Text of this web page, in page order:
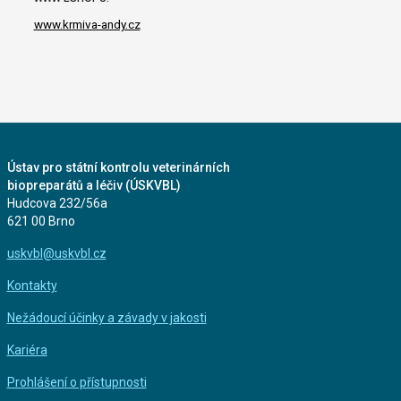
www.krmiva-andy.cz
Ústav pro státní kontrolu veterinárních
biopreparátů a léčiv (ÚSKVBL)
Hudcova 232/56a
621 00 Brno
uskvbl@uskvbl.cz
Kontakty
Nežádoucí účinky a závady v jakosti
Kariéra
Prohlášení o přístupnosti